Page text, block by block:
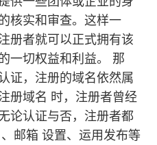
核实和审查。这样一
册者就可以正式拥有该
一切权益和利益。 那
证，注册的域名依然属
册域名 时，注册者曾经
论认证与否，注册者都
邮箱 设置、运用发布等